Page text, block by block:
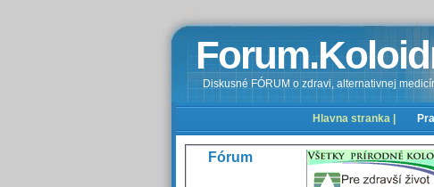
Diskusné FÓRUM o zdravi, alternativnej
Hlavna stranka |
Fórum